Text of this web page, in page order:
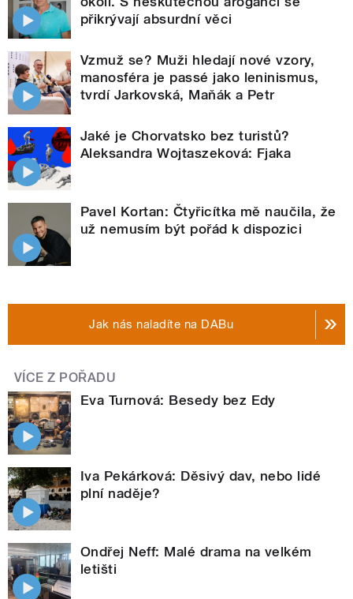
přikrývají absurdní věci
Vzmuž se? Muži hledají nové vzory,
manosféra je passé jako leninismus,
tvrdí Jarkovská, Maňák a Petr
Jaké je Chorvatsko bez turistů?
Aleksandra Wojtaszeková: Fjaka
Pavel Kortan: Čtyřicítka mě naučila, že
už nemusím být pořád k dispozici
Jak nás naladíte na DABu
VÍCE Z POŘADU
Eva Turnová: Besedy bez Edy
Iva Pekárková: Děsivý dav, nebo lidé
plní naděje?
Ondřej Neff: Malé drama na velkém
letišti